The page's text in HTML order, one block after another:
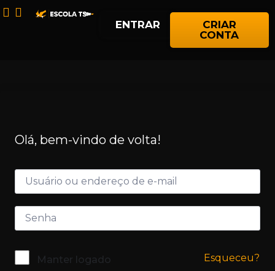
ENTRAR
CRIAR
CONTA
Olá, bem-vindo de volta!
Manter logado Esqueceu?